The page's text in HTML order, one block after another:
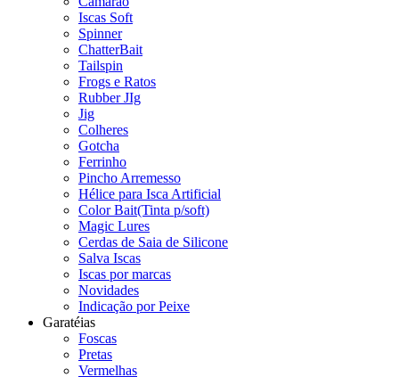
Iscas Soft
Spinner
ChatterBait
Tailspin
Frogs e Ratos
Rubber JIg
Jig
Colheres
Gotcha
Ferrinho
Pincho Arremesso
Hélice para Isca Artificial
Color Bait(Tinta p/soft)
Magic Lures
Cerdas de Saia de Silicone
Salva Iscas
Iscas por marcas
Novidades
Indicação por Peixe
Garatéias
Foscas
Pretas
Vermelhas